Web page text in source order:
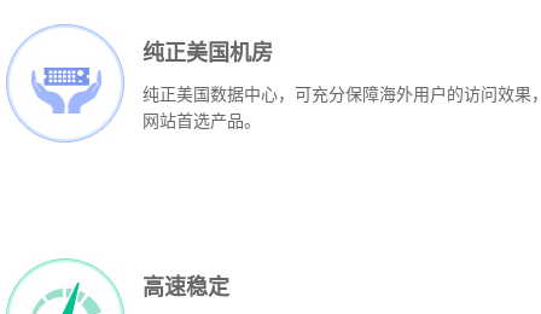
网 卡: Intel 1000M自适应以太网卡
内 存: 2 GB ECC
硬 盘: 60G SAS硬盘
带 宽: 3M独享
338 元首月,1180 元/季,3980元/年
硬 盘: 80G SAS硬盘
纯正美国机房
纯正美国数据中心，可充分保障海外用户的访问效果
网站首选产品。
高速稳定